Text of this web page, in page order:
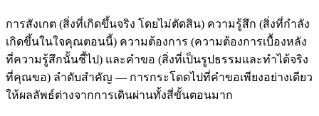
การสังเกต (สิ่งที่เกิดขึ้นจริง โดยไม่ตัดสิน) ความรู้สึก (สิ่งที่กำลัง
เกิดขึ้นในใจคุณตอนนี้) ความต้องการ (ความต้องการเบื้องหลัง
ที่ความรู้สึกนั้นชี้ไป) และคำขอ (สิ่งที่เป็นรูปธรรมและทำได้จริง
ที่คุณขอ) ลำดับสำคัญ — การกระโดดไปที่คำขอเพียงอย่างเดียว
ให้ผลลัพธ์ต่างจากการเดินผ่านทั้งสี่ขั้นตอนมาก